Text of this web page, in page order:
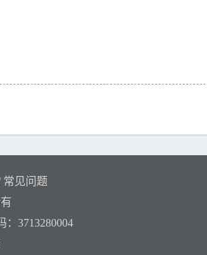
常见问题
：3713280004